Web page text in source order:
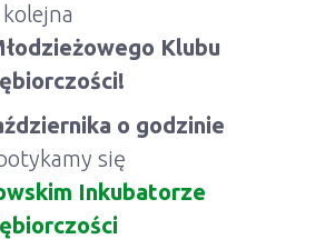
Klubu
o godzinie
się
Inkubatorze